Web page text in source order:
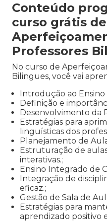
Conteúdo
curso grátis de
Professores
No curso de
Bilingues, você vai
Introdução ao
Definição e
Desenvolvimento da
Estratégias para
linguísticas dos
Planejamento de
Estruturação de
interativas.;
Ensino Integrado de
Integração de
eficaz.;
Gestão de Sala de
Estratégias para
aprendizado positivo